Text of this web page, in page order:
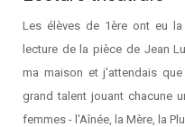
Les élèves de 1ère ont eu
lecture de la pièce de Jean
ma maison et j'attendais
grand talent jouant chacune
femmes - l'Aînée, la Mère, la